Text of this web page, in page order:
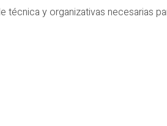
y organizativas necesarias